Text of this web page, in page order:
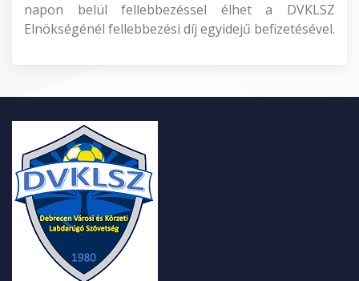
napon belül fellebbezéssel élhet a DVKLSZ
Elnökségénél fellebbezési díj egyidejű befizetésével.